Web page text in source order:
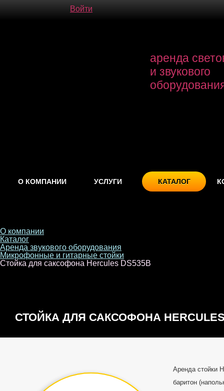
Войти
аренда
и звукового
О КОМПАНИИ УСЛУГИ КАТАЛОГ
О компании
Каталог
Аренда звукового оборудования
Микрофонные и гитарные стойки
Стойка для саксофона Hercules DS535B
СТОЙКА ДЛЯ САКСОФОНА HERCULES
Аренда стойки
баритон